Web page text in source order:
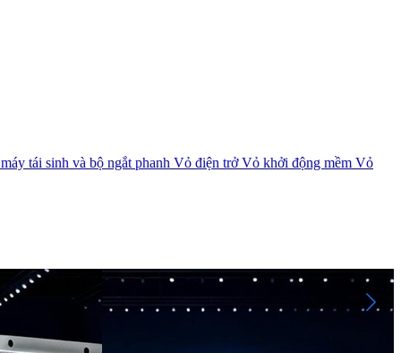
tái sinh và bộ ngắt phanh Vỏ điện trở Vỏ khởi động mềm Vỏ
10% hoặc thậm chí 5%